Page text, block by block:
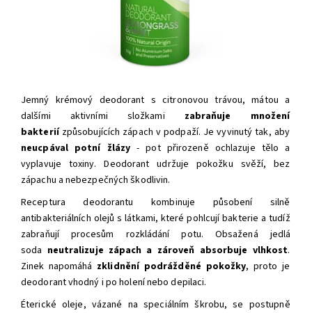
Jemný krémový deodorant s citronovou trávou, mátou a
dalšími aktivními složkami zabraňuje množení
bakteriízpůsobujících zápach v podpaží. Je vyvinutý tak, aby
neucpával potní žlázy - pot přirozeně ochlazuje tělo a
vyplavuje toxiny. Deodorant udržuje pokožku svěží, bez
zápachu a nebezpečných škodlivin.
Receptura deodorantu kombinuje působení silně
antibakteriálních olejů s látkami, které pohlcují bakterie a tudíž
zabraňují procesům rozkládání potu. Obsažená jedlá
soda neutralizuje zápach a zároveň absorbuje vlhkost.
Zinek napomáhá zklidnění podrážděné pokožky, proto je
deodorant vhodný i po holení nebo depilaci.
Éterické oleje, vázané na speciálním škrobu, se postupně